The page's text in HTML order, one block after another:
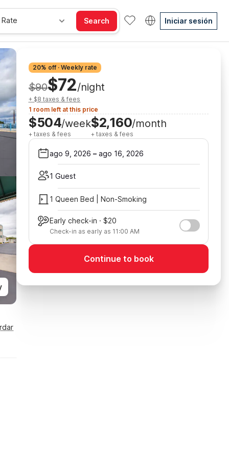
Search Iniciar sesión
20% off · Weekly rate
$90$72/night
+ $8 taxes & fees
1 room left at this price
$504/week
+ taxes & fees
$2,160/month
+ taxes & fees
ago 9, 2026 – ago 16, 2026
1 Guest
1 Queen Bed | Non-Smoking
Early check-in · $20
Check-in as early as 11:00 AM
Continue to book